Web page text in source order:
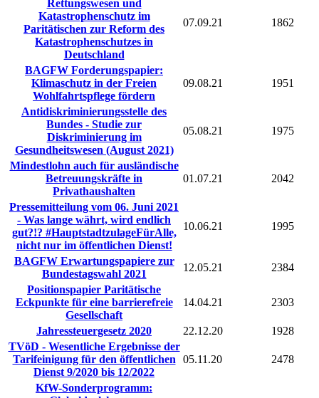
Rettungswesen und
Katastrophenschutz im
Paritätischen zur Reform des
Katastrophenschutzes in
Deutschland
07.09.21 1862
BAGFW Forderungspapier:
Klimaschutz in der Freien
Wohlfahrtspflege fördern
09.08.21 1951
Antidiskriminierungsstelle des
Bundes - Studie zur
Diskriminierung im
Gesundheitswesen (August 2021)
05.08.21 1975
Mindestlohn auch für ausländische
Betreuungskräfte in
Privathaushalten
01.07.21 2042
Pressemitteilung vom 06. Juni 2021
- Was lange währt, wird endlich
gut?!? #HauptstadtzulageFürAlle,
nicht nur im öffentlichen Dienst!
10.06.21 1995
BAGFW Erwartungspapiere zur
Bundestagswahl 2021
12.05.21
2384
Positionspapier Paritätische
Eckpunkte für eine barrierefreie
Gesellschaft
14.04.21 2303
Jahressteuergesetz 2020 22.12.20
1928
TVöD - Wesentliche Ergebnisse der
Tarifeinigung für den öffentlichen
Dienst 9/2020 bis 12/2022
05.11.20 2478
KfW-Sonderprogramm: